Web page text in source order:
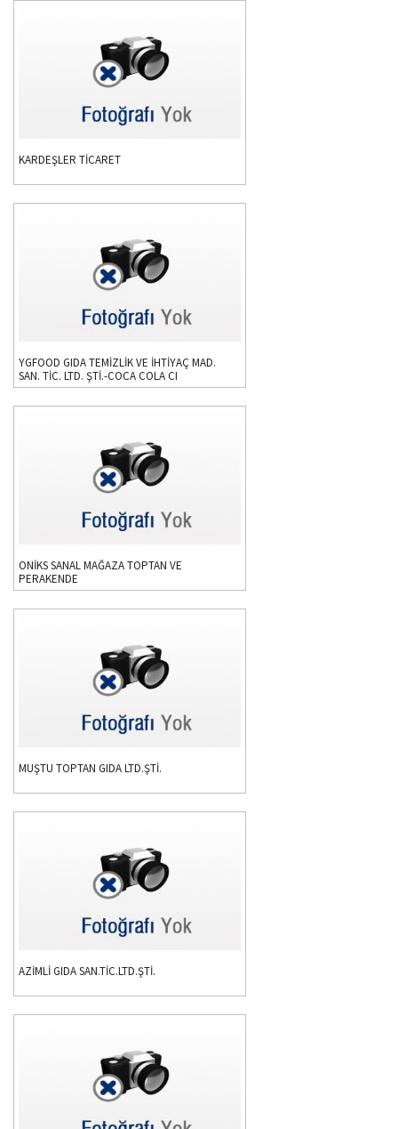
KARDEŞLER TİCARET
YGFOOD GIDA TEMİZLİK VE İHTİYAÇ MAD.
SAN. TİC. LTD. ŞTİ.-COCA COLA CI
ONİKS SANAL MAĞAZA TOPTAN VE
PERAKENDE
MUŞTU TOPTAN GIDA LTD.ŞTİ.
AZİMLİ GIDA SAN.TİC.LTD.ŞTİ.